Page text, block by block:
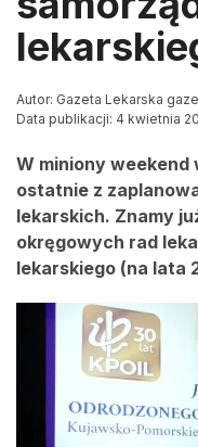
Autor: Gazeta Lekarska
Data publikacji: 4 kwietnia
W miniony weekend
ostatnie z
lekarskich. Znamy
okręgowych rad
lekarskiego (na lata